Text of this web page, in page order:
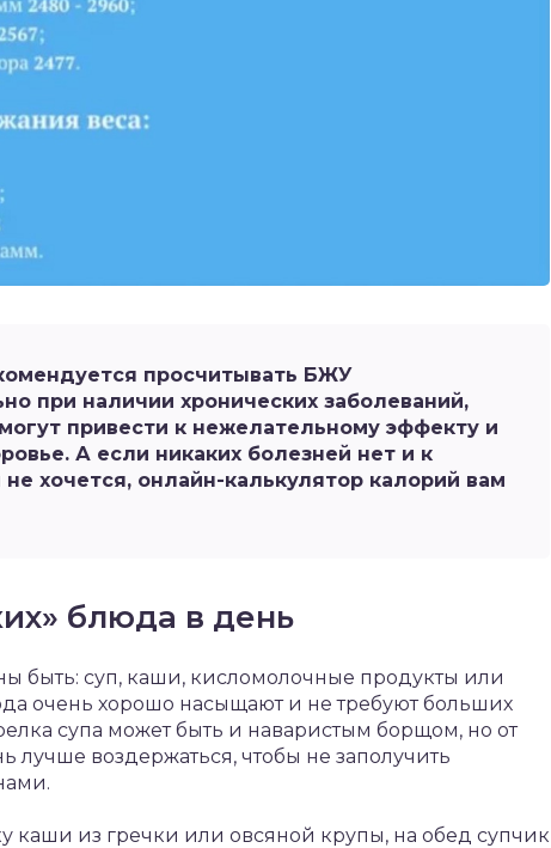
просчитывать БЖУ
при наличии хронических заболеваний,
привести к нежелательному эффекту и
А если никаких болезней нет и к
хочется, онлайн-калькулятор калорий вам
блюда в день
быть: суп, каши, кисломолочные продукты или
очень хорошо насыщают и не требуют больших
супа может быть и наваристым борщом, но от
лучше воздержаться, чтобы не заполучить
каши из гречки или овсяной крупы, на обед супчик